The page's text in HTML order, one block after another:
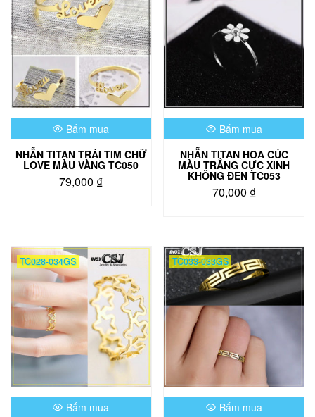
Bấm mua
NHẪN TITAN TRÁI TIM CHỮ
LOVE MÀU VÀNG TC050
79,000 ₫
Bấm mua
NHẪN TITAN HOA CÚC
MÀU TRẮNG CỰC XINH
KHÔNG ĐEN TC053
70,000 ₫
có
nhiều
biến
thể.
Các
tùy
chọn
có
thể
được
chọn
trên
TC028-034GS
Bấm mua
TC033-033GS
Bấm mua